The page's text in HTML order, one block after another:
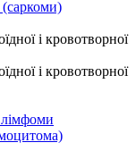
і кровотворної
і кровотворної
лімфоми